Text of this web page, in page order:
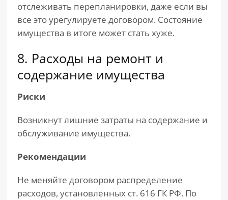
отслеживать перепланировки, даже если вы
все это урегулируете договором. Состояние
имущества в итоге может стать хуже.
8. Расходы на ремонт и
содержание имущества
Риски
Возникнут лишние затраты на содержание и
обслуживание имущества.
Рекомендации
Не меняйте договором распределение
расходов, установленных ст. 616 ГК РФ. По